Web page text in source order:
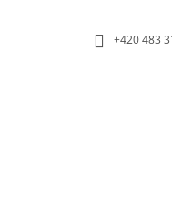
+420 483